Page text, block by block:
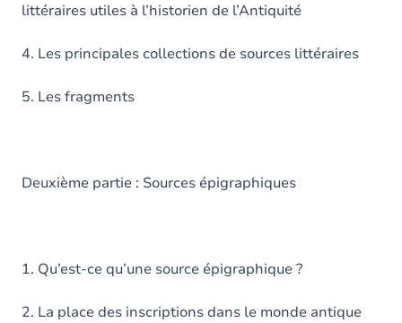
littéraires utiles à l’historien de l’Antiquité
4. Les principales collections de sources littéraires
5. Les fragments
Deuxième partie : Sources épigraphiques
1. Qu’est-ce qu’une source épigraphique ?
2. La place des inscriptions dans le monde antique